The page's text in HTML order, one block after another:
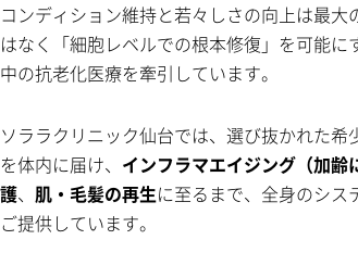
コンディション維持と若々しさの向上は最
はなく「細胞レベルでの根本修復」を可能に
中の抗老化医療を牽引しています。
ソララクリニック仙台では、選び抜かれた
を体内に届け、 インフラマエイジング（加齢
護、 肌・毛髪の再生に至るまで、全身のシス
ご提供しています。